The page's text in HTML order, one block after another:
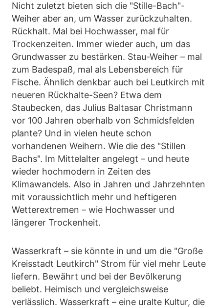
Nicht zuletzt bieten sich die "Stille-Bach"-
Weiher aber an, um Wasser zurückzuhalten.
Rückhalt. Mal bei Hochwasser, mal für
Trockenzeiten. Immer wieder auch, um das
Grundwasser zu bestärken. Stau-Weiher – mal
zum Badespaß, mal als Lebensbereich für
Fische. Ähnlich denkbar auch bei Leutkirch mit
neueren Rückhalte-Seen? Etwa dem
Staubecken, das Julius Baltasar Christmann
vor 100 Jahren oberhalb von Schmidsfelden
plante? Und in vielen heute schon
vorhandenen Weihern. Wie die des "Stillen
Bachs". Im Mittelalter angelegt – und heute
wieder hochmodern in Zeiten des
Klimawandels. Also in Jahren und Jahrzehnten
mit voraussichtlich mehr und heftigeren
Wetterextremen – wie Hochwasser und
längerer Trockenheit.
Wasserkraft – sie könnte in und um die "Große
Kreisstadt Leutkirch" Strom für viel mehr Leute
liefern. Bewährt und bei der Bevölkerung
beliebt. Heimisch und vergleichsweise
verlässlich. Wasserkraft – eine uralte Kultur, die